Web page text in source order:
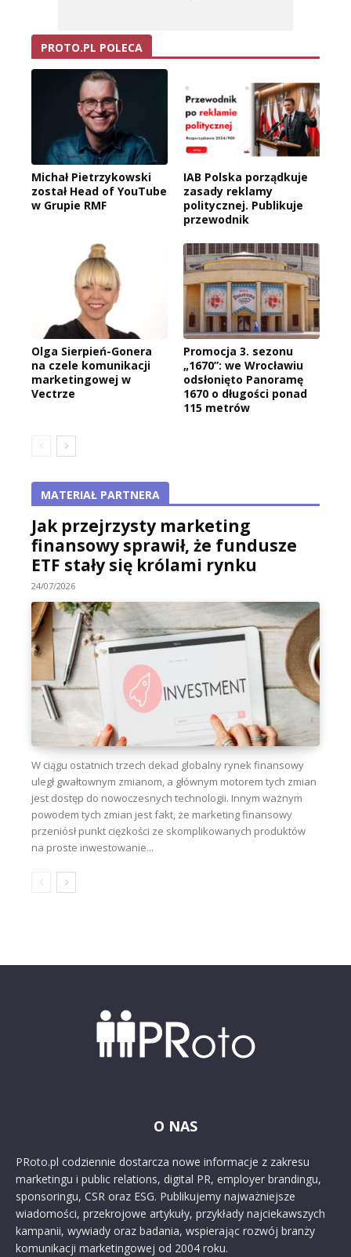
PROTO.PL POLECA
Michał Pietrzykowski
został Head of YouTube
w Grupie RMF
IAB Polska porządkuje
zasady reklamy
politycznej. Publikuje
przewodnik
Olga Sierpień-Gonera
na czele komunikacji
marketingowej w
Vectrze
Promocja 3. sezonu
„1670”: we Wrocławiu
odsłonięto Panoramę
1670 o długości ponad
115 metrów
MATERIAŁ PARTNERA
Jak przejrzysty marketing
finansowy sprawił, że fundusze
ETF stały się królami rynku
24/07/2026
W ciągu ostatnich trzech dekad globalny rynek finansowy
uległ gwałtownym zmianom, a głównym motorem tych zmian
jest dostęp do nowoczesnych technologii. Innym ważnym
powodem tych zmian jest fakt, że marketing finansowy
przeniósł punkt ciężkości ze skomplikowanych produktów
na proste inwestowanie...
O NAS
PRoto.pl codziennie dostarcza nowe informacje z zakresu
marketingu i public relations, digital PR, employer brandingu,
sponsoringu, CSR oraz ESG. Publikujemy najważniejsze
wiadomości, przekrojowe artykuły, przykłady najciekawszych
kampanii, wywiady oraz badania, wspierając rozwój branży
komunikacji marketingowej od 2004 roku.